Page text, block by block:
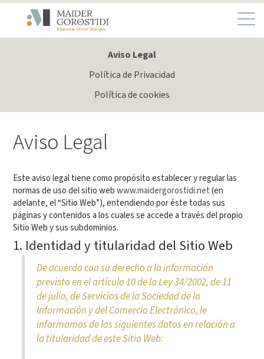
Aviso Legal
Política de Privacidad
Política de cookies
Aviso Legal
Este aviso legal tiene como propósito establecer y regular las
normas de uso del sitio webwww.maidergorostidi.net(en
adelante, el “Sitio Web”), entendiendo por éste todas sus
páginas y contenidos a los cuales se accede a través del propio
Sitio Web y sus subdominios.
1. Identidad y titularidad del Sitio Web
De acuerdo con su derecho a la información
previsto en el artículo 10 de la Ley 34/2002, de 11
de julio, de Servicios de la Sociedad de la
Información y del Comercio Electrónico, le
informamos de los siguientes datos en relación a
la titularidad de este Sitio Web: